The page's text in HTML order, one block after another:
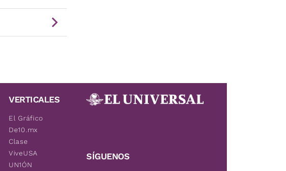
VERTICALES
El Gráfico
De10.mx
Clase
ViveUSA
UN1ÓN
SÍGUENOS